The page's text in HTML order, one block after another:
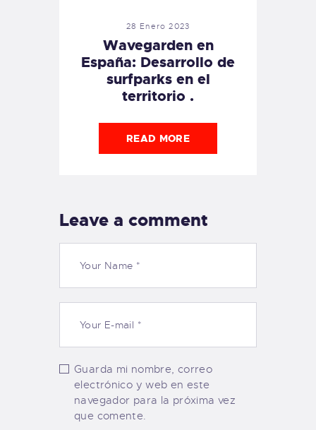
28 Enero 2023
Wavegarden en
España: Desarrollo de
surfparks en el
territorio .
READ MORE
Leave a comment
Guarda mi nombre, correo
electrónico y web en este
navegador para la próxima vez
que comente.